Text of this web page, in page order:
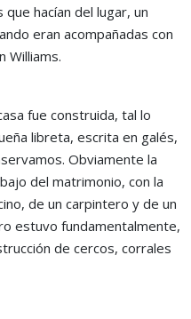
hacían del lugar, un
eran acompañadas con
Williams.
fue construida, tal lo
libreta, escrita en galés,
Obviamente la
del matrimonio, con la
de un carpintero y de un
estuvo fundamentalmente,
de cercos, corrales